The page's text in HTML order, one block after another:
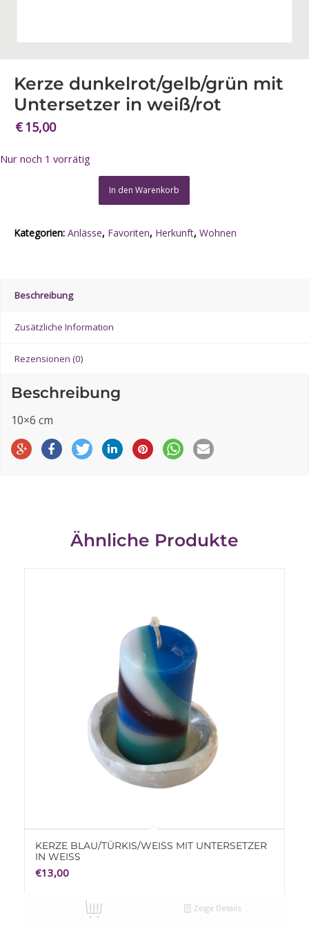
Kerze dunkelrot/gelb/grün mit
Untersetzer in weiß/rot
€15,00
Nur noch 1 vorrätig
In den Warenkorb
Kategorien: Anlässe, Favoriten, Herkunft, Wohnen
Beschreibung
Zusätzliche Information
Rezensionen (0)
Beschreibung
10×6 cm
Ähnliche Produkte
KERZE BLAU/TÜRKIS/WEISS MIT UNTERSETZER I
N WEISS
€13,00
Zeige Details